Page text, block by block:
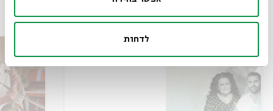
לדחות
עוד בבית אבי חי